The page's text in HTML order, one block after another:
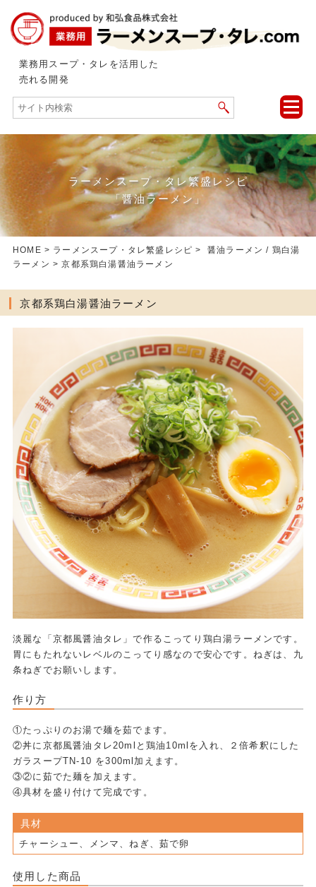
業務用スープ・タレを活用した
売れる開発
toggle
ラーメンスープ・タレ繁盛レシピ
「醤油ラーメン」
HOME > ラーメンスープ・タレ繁盛レシピ >醤油ラーメン / 鶏白湯
ラーメン > 京都系鶏白湯醤油ラーメン
京都系鶏白湯醤油ラーメン
淡麗な「京都風醤油タレ」で作るこってり鶏白湯ラーメンです。
胃にもたれないレベルのこってり感なので安心です。ねぎは、九
条ねぎでお願いします。
作り方
①たっぷりのお湯で麺を茹でます。
②丼に京都風醤油タレ20mlと鶏油10mlを入れ、２倍希釈にした
ガラスープTN-10 を300ml加えます。
③②に茹でた麺を加えます。
④具材を盛り付けて完成です。
具材
チャーシュー、メンマ、ねぎ、茹で卵
使用した商品